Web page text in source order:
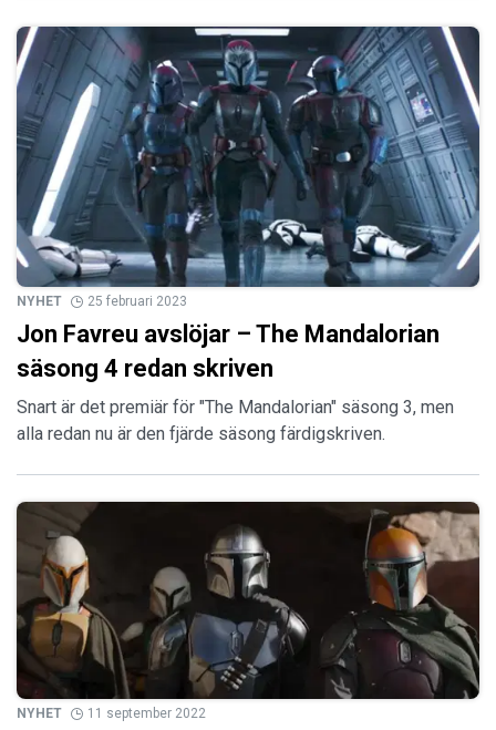
NYHET 25 februari 2023
Jon Favreu avslöjar – The Mandalorian
säsong 4 redan skriven
Snart är det premiär för "The Mandalorian" säsong 3, men
alla redan nu är den fjärde säsong färdigskriven.
NYHET 11 september 2022